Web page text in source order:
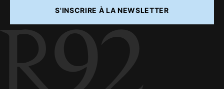
S'INSCRIRE À LA NEWSLETTER